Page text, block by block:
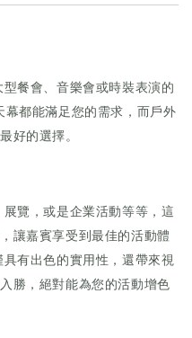
餐會、音樂會或時裝表演的
都能滿足您的需求，而戶外
好的選擇。
覽，或是企業活動等等，這
讓嘉賓享受到最佳的活動體
有出色的實用性，還帶來視
勝，絕對能為您的活動增色